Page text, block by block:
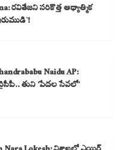
రవితేజని సరికొత్త ఆధ్యాత్మిక
Naidu AP:
తుని ‘పేదల సేవలో’